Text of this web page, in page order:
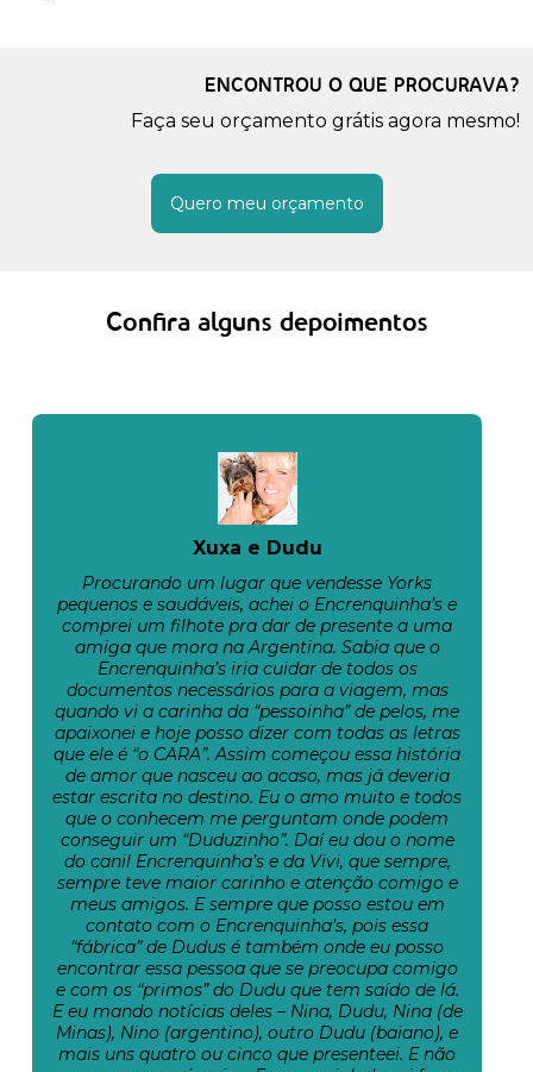
ENCONTROU O QUE PROCURAVA?
Faça seu orçamento grátis agora mesmo!
Quero meu orçamento
Confira alguns depoimentos
Xuxa e Dudu
Procurando um lugar que vendesse Yorks
pequenos e saudáveis, achei o Encrenquinha’s e
comprei um filhote pra dar de presente a uma
amiga que mora na Argentina. Sabia que o
Encrenquinha’s iria cuidar de todos os
documentos necessários para a viagem, mas
quando vi a carinha da “pessoinha” de pelos, me
apaixonei e hoje posso dizer com todas as letras
que ele é “o CARA”. Assim começou essa história
de amor que nasceu ao acaso, mas já deveria
estar escrita no destino. Eu o amo muito e todos
que o conhecem me perguntam onde podem
conseguir um “Duduzinho”. Daí eu dou o nome
do canil Encrenquinha’s e da Vivi, que sempre,
sempre teve maior carinho e atenção comigo e
meus amigos. E sempre que posso estou em
contato com o Encrenquinha’s, pois essa
“fábrica” de Dudus é também onde eu posso
encontrar essa pessoa que se preocupa comigo
e com os “primos” do Dudu que tem saído de lá.
E eu mando notícias deles – Nina, Dudu, Nina (de
Minas), Nino (argentino), outro Dudu (baiano), e
mais uns quatro ou cinco que presenteei. E não